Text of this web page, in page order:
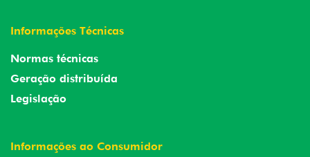
Informações Técnicas
Normas técnicas
Geração distribuída
Legislação
Informações ao Consumidor